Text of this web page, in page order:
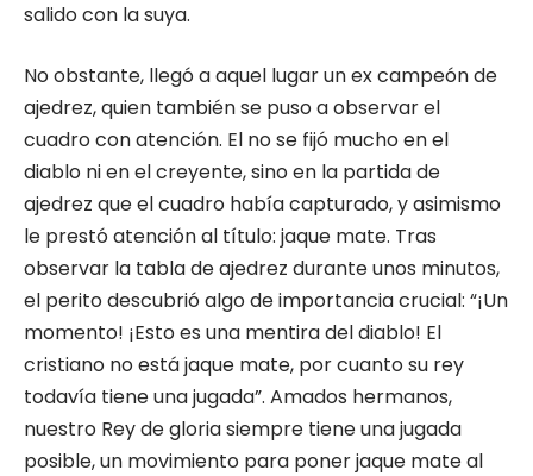
salido con la suya.
No obstante, llegó a aquel lugar un ex campeón de
ajedrez, quien también se puso a observar el
cuadro con atención. El no se fijó mucho en el
diablo ni en el creyente, sino en la partida de
ajedrez que el cuadro había capturado, y asimismo
le prestó atención al título: jaque mate. Tras
observar la tabla de ajedrez durante unos minutos,
el perito descubrió algo de importancia crucial: “¡Un
momento! ¡Esto es una mentira del diablo! El
cristiano no está jaque mate, por cuanto su rey
todavía tiene una jugada”. Amados hermanos,
nuestro Rey de gloria siempre tiene una jugada
posible, un movimiento para poner jaque mate al